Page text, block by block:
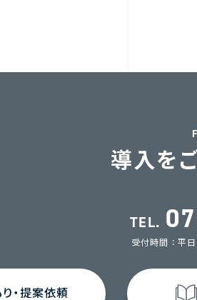
導入を
TEL.
受付時間 ： 平
・提案依頼